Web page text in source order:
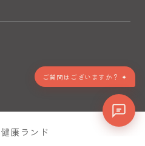
> VIEW MORE
康ランド
ご質問はございますか？ ✦